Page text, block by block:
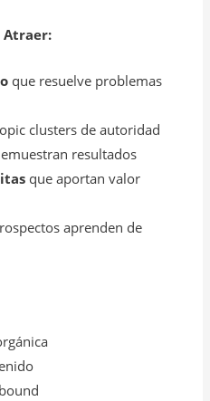
Atraer:
que resuelve problemas
clusters de autoridad
resultados
que aportan valor
aprenden de